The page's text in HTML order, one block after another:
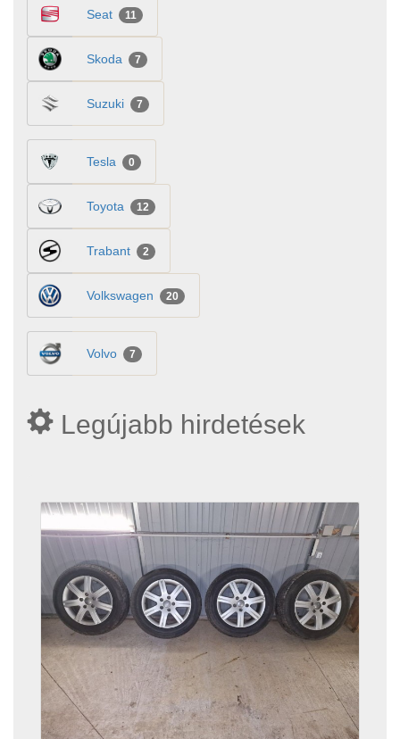
Seat 11
Skoda 7
Suzuki 7
Tesla 0
Toyota 12
Trabant 2
Volkswagen 20
Volvo 7
Legújabb hirdetések